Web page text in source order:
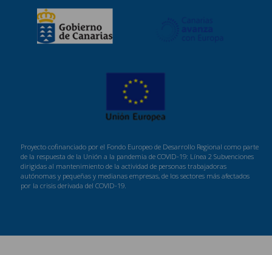
Proyecto cofinanciado por el Fondo Europeo de Desarrollo Regional como parte
de la respuesta de la Unión a la pandemia de COVID-19: Línea 2 Subvenciones
dirigidas al mantenimiento de la actividad de personas trabajadoras
autónomas y pequeñas y medianas empresas, de los sectores más afectados
por la crisis derivada del COVID-19.